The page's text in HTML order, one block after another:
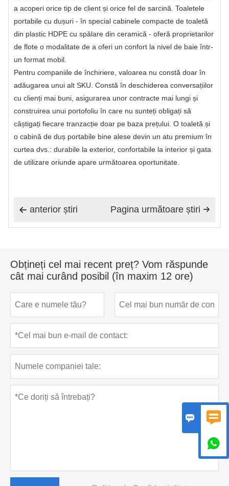
a acoperi orice tip de client și orice fel de sarcină. Toaletele
portabile cu dușuri - în special cabinele compacte de toaletă
din plastic HDPE cu spălare din ceramică - oferă proprietarilor
de flote o modalitate de a oferi un confort la nivel de baie într-
un format mobil.
Pentru companiile de închiriere, valoarea nu constă doar în
adăugarea unui alt SKU. Constă în deschiderea conversațiilor
cu clienți mai buni, asigurarea unor contracte mai lungi și
construirea unui portofoliu în care nu sunteți obligați să
câștigați fiecare tranzacție doar pe baza prețului. O toaletă și
o cabină de duș portabile bine alese devin un atu premium în
curtea dvs.: durabile la exterior, confortabile la interior și gata
de utilizare oriunde apare următoarea oportunitate.
 anterior știri 
Pagina următoare știri
Obțineți cel mai recent preț? Vom răspunde
cât mai curând posibil (în maxim 12 ore)
 
